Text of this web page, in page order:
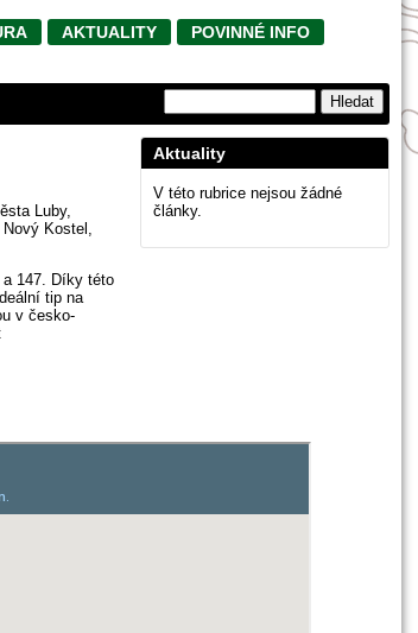
AKTUALITY
POVINNÉ INFO
Luby,
Kostel,
147. Díky této
tip na
v česko-
Aktuality
V této rubrice nejsou žádné
články.